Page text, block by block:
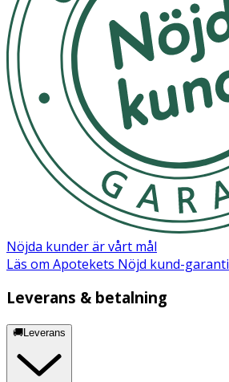
rumstemperatur
OK för gravida och ammande:
Ja
Nöjda kunder är vårt mål
Läs om Apotekets Nöjd kund-garanti
Leverans & betalning
🚚Leverans